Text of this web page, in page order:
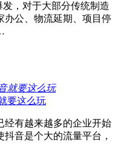
发，对于大部分传统制造
办公、物流延期、项目停
要这么玩
经有越来越多的企业开始
音是个大的流量平台，